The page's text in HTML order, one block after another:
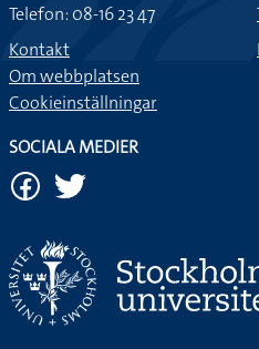
Telefon: 08-16 23 47
Kontakt
Om webbplatsen
Cookieinställningar
SOCIALA MEDIER